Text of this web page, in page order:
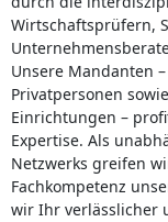
Wirtschaftsprüfern,
Unsere Mandanten
Privatpersonen
Einrichtungen –
Expertise. Als
Netzwerks greifen
Fachkompetenz
wir Ihr verlässlicher